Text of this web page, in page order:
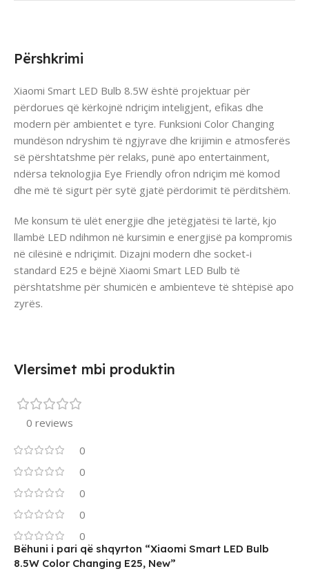
Përshkrimi
Xiaomi Smart LED Bulb 8.5W është projektuar për
përdorues që kërkojnë ndriçim inteligjent, efikas dhe
modern për ambientet e tyre. Funksioni Color Changing
mundëson ndryshim të ngjyrave dhe krijimin e atmosferës
së përshtatshme për relaks, punë apo entertainment,
ndërsa teknologjia Eye Friendly ofron ndriçim më komod
dhe më të sigurt për sytë gjatë përdorimit të përditshëm.
Me konsum të ulët energjie dhe jetëgjatësi të lartë, kjo
llambë LED ndihmon në kursimin e energjisë pa kompromis
në cilësinë e ndriçimit. Dizajni modern dhe socket-i
standard E25 e bëjnë Xiaomi Smart LED Bulb të
përshtatshme për shumicën e ambienteve të shtëpisë apo
zyrës.
Vlersimet mbi produktin
0 reviews
0
0
0
0
0
Bëhuni i pari që shqyrton “Xiaomi Smart LED Bulb
8.5W Color Changing E25, New”